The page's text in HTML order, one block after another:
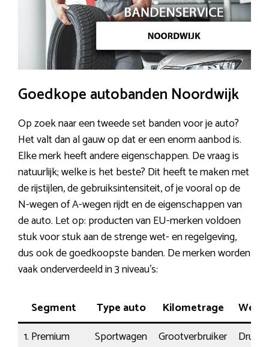
Goedkope autobanden Noordwijk
Op zoek naar een tweede set banden voor je auto?
Het valt dan al gauw op dat er een enorm aanbod is.
Elke merk heeft andere eigenschappen. De vraag is
natuurlijk; welke is het beste? Dit heeft te maken met
de rijstijlen, de gebruiksintensiteit, of je vooral op de
N-wegen of A-wegen rijdt en de eigenschappen van
de auto. Let op: producten van EU-merken voldoen
stuk voor stuk aan de strenge wet- en regelgeving,
dus ook de goedkoopste banden. De merken worden
vaak onderverdeeld in 3 niveau’s:
Segment Type auto Kilometrage
1. Premium
Sportwagen Grootverbruiker
Druk